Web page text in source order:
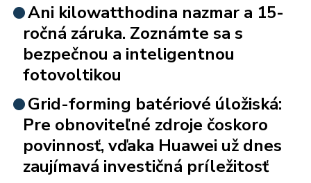
Ani kilowatthodina nazmar a 15-
ročná záruka. Zoznámte sa s
bezpečnou a inteligentnou
fotovoltikou
Grid-forming batériové úložiská:
Pre obnoviteľné zdroje čoskoro
povinnosť, vďaka Huawei už dnes
zaujímavá investičná príležitosť